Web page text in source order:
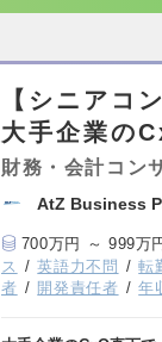
【シニアコ
大手企業の
財務・会計コン
AtZ Business
700万円 ～ 999万
ス
英語力不問 転
者
開発責任者 年